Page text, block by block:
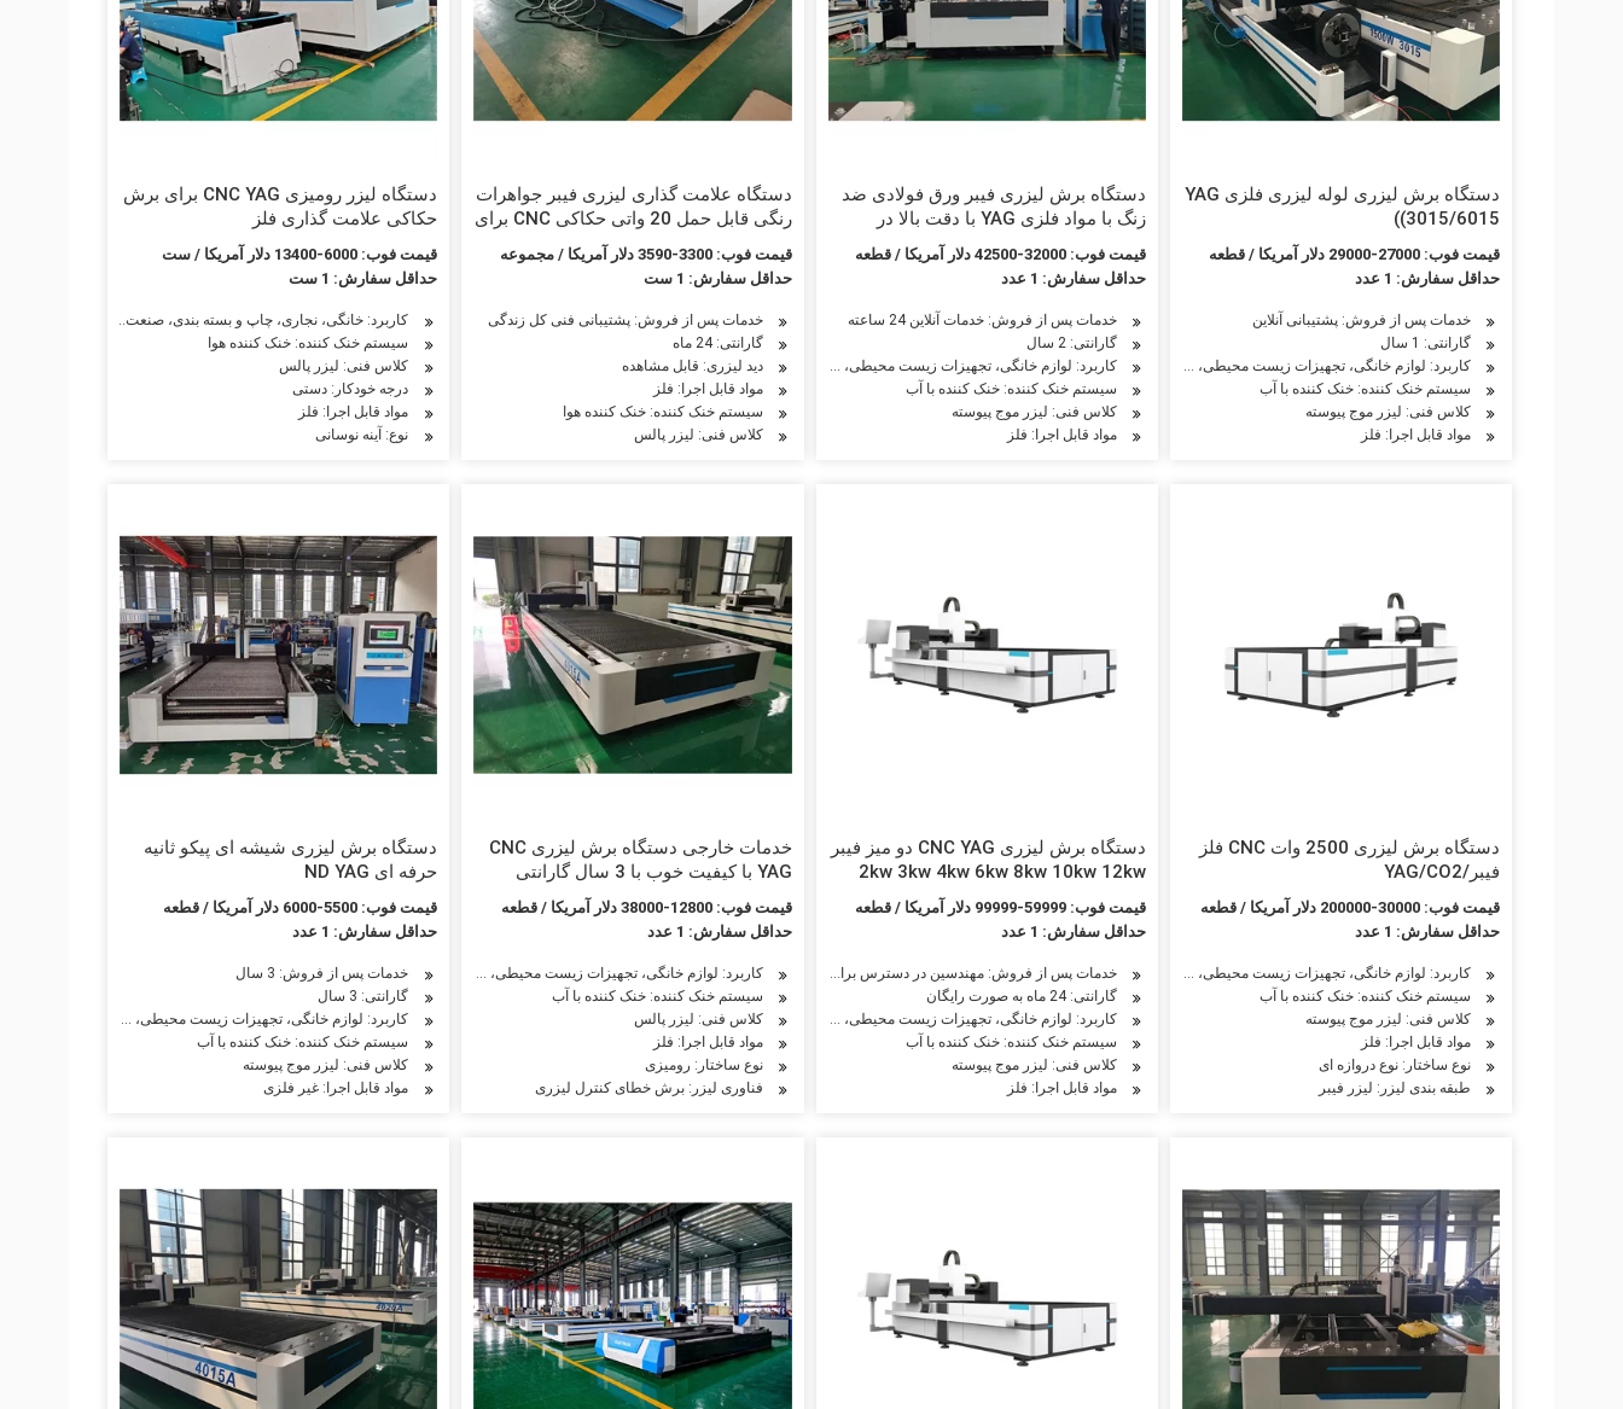
دستگاه برش لیزری لوله لیزری فلزی YAG
(3015/6015)
قیمت فوب: 27000-29000 دلار آمریکا / قطعه
حداقل سفارش: 1 عدد
خدمات پس از فروش: پشتیبانی آنلاین
گارانتی: 1 سال
کاربرد: لوازم خانگی، تجهیزات زیست محیطی، ساخت ماشین آلات نفت، ماشین آلات کشاورزی، ماشین آلات نساجی، ماشین آلات مواد غذایی، صنایع هوافضا، صنعت خودرو، صنعت کفش، صنایع چوبی، صنعت تبلیغات
سیستم خنک کننده: خنک کننده با آب
کلاس فنی: لیزر موج پیوسته
مواد قابل اجرا: فلز
دستگاه برش لیزری فیبر ورق فولادی ضد
زنگ با مواد فلزی YAG با دقت بالا در
دستگاه چاپ آرم تجهیزات لیزری صنعتی با
راندمان بالا
قیمت فوب: 32000-42500 دلار آمریکا / قطعه
حداقل سفارش: 1 عدد
خدمات پس از فروش: خدمات آنلاین 24 ساعته
گارانتی: 2 سال
کاربرد: لوازم خانگی، تجهیزات زیست محیطی، ساخت ماشین آلات نفت، ماشین آلات کشاورزی، ماشین آلات نساجی، ماشین آلات مواد غذایی، صنایع هوافضا، صنعت خودرو، صنعت کفش،
سیستم خنک کننده: خنک کننده با آب
کلاس فنی: لیزر موج پیوسته
مواد قابل اجرا: فلز
دستگاه علامت گذاری لیزری فیبر جواهرات
رنگی قابل حمل 20 واتی حکاکی CNC برای
برش فلز آرم سه بعدی پلاستیکی زنجیره
طلایی صفحه شماره Galvo YAG چاپ
زیرسطحی
قیمت فوب: 3300-3590 دلار آمریکا / مجموعه
حداقل سفارش: 1 ست
خدمات پس از فروش: پشتیبانی فنی کل زندگی
گارانتی: 24 ماه
دید لیزری: قابل مشاهده
مواد قابل اجرا: فلز
سیستم خنک کننده: خنک کننده هوا
کلاس فنی: لیزر پالس
دستگاه لیزر رومیزی CNC YAG برای برش
حکاکی علامت گذاری فلز
قیمت فوب: 6000-13400 دلار آمریکا / ست
حداقل سفارش: 1 ست
کاربرد: خانگی، نجاری، چاپ و بسته بندی، صنعت ساخت و ساز،
سیستم خنک کننده: خنک کننده هوا
کلاس فنی: لیزر پالس
درجه خودکار: دستی
مواد قابل اجرا: فلز
نوع: آینه نوسانی
دستگاه برش لیزری 2500 وات CNC فلز
فیبر/YAG/CO2
قیمت فوب: 30000-200000 دلار آمریکا / قطعه
حداقل سفارش: 1 عدد
کاربرد: لوازم خانگی، تجهیزات زیست محیطی، ساخت ماشین آلات نفت، ماشین آلات کشاورزی، ماشین آلات نساجی، ماشین آلات مواد غذایی، صنایع هوافضا، صنعت خودرو، صنعت کفش، صنایع چوبی، صنعت تبلیغات
سیستم خنک کننده: خنک کننده با آب
کلاس فنی: لیزر موج پیوسته
مواد قابل اجرا: فلز
نوع ساختار: نوع دروازه ای
طبقه بندی لیزر: لیزر فیبر
دستگاه برش لیزری CNC YAG دو میز فیبر
2kw 3kw 4kw 6kw 8kw 10kw 12kw
قیمت فوب: 59999-99999 دلار آمریکا / قطعه
حداقل سفارش: 1 عدد
خدمات پس از فروش: مهندسین در دسترس برای خدمات ماشین آلات در خارج از کشور.
گارانتی: 24 ماه به صورت رایگان
کاربرد: لوازم خانگی، تجهیزات زیست محیطی، ساخت ماشین آلات نفتی، ماشین آلات کشاورزی، ماشین آلات نساجی، ماشین آلات مواد غذایی، صنایع هوافضا، صنعت خودرو، صنعت تبلیغات
سیستم خنک کننده: خنک کننده با آب
کلاس فنی: لیزر موج پیوسته
مواد قابل اجرا: فلز
خدمات خارجی دستگاه برش لیزری CNC
YAG با کیفیت خوب با 3 سال گارانتی
قیمت فوب: 12800-38000 دلار آمریکا / قطعه
حداقل سفارش: 1 عدد
کاربرد: لوازم خانگی، تجهیزات زیست محیطی، ساخت ماشین آلات نفت، ماشین آلات کشاورزی، ماشین آلات نساجی، ماشین
سیستم خنک کننده: خنک کننده با آب
کلاس فنی: لیزر پالس
مواد قابل اجرا: فلز
نوع ساختار: رومیزی
فناوری لیزر: برش خطای کنترل لیزری
دستگاه برش لیزری شیشه ای پیکو ثانیه
حرفه ای ND YAG
قیمت فوب: 5500-6000 دلار آمریکا / قطعه
حداقل سفارش: 1 عدد
خدمات پس از فروش: 3 سال
گارانتی: 3 سال
کاربرد: لوازم خانگی، تجهیزات زیست محیطی، ساخت ماشین آلات
سیستم خنک کننده: خنک کننده با آب
کلاس فنی: لیزر موج پیوسته
مواد قابل اجرا: غیر فلزی